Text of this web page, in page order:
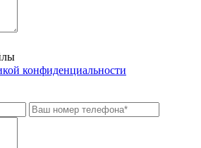
конфиденциальности